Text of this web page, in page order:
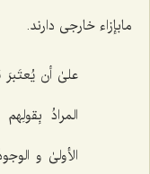
مابإزاء خارجی دارند.
علىٰ أن
المرادُ
الأولىٰ و